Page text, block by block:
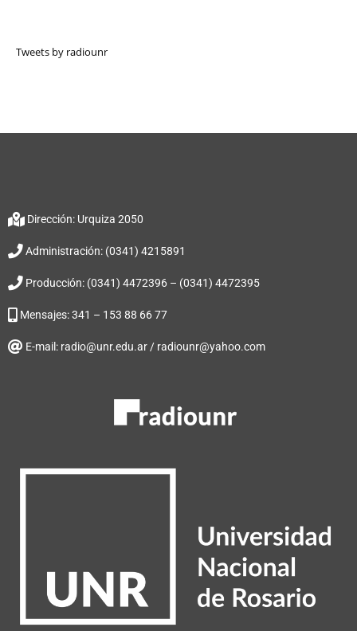
Tweets by radiounr
Dirección: Urquiza 2050
Administración: (0341) 4215891
Producción: (0341) 4472396 – (0341) 4472395
Mensajes: 341 – 153 88 66 77
E-mail: radio@unr.edu.ar / radiounr@yahoo.com